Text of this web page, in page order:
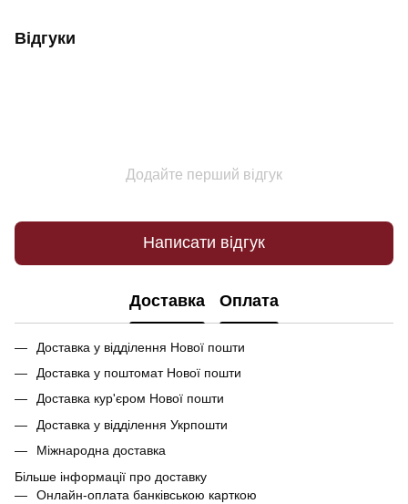
Відгуки
Додайте перший відгук
Написати відгук
Доставка Оплата
Доставка у відділення Нової пошти
Доставка у поштомат Нової пошти
Доставка кур'єром Нової пошти
Доставка у відділення Укрпошти
Міжнародна доставка
Більше інформації про доставку
Онлайн-оплата банківською карткою